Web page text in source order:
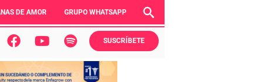
DE AMOR GRUPO WHATSAPP
SUSCRÍBETE